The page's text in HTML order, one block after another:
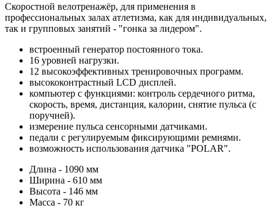
Скоростной велотренажёр, для применения в
профессиональных залах атлетизма, как для индивидуальных,
так и групповых занятий - "гонка за лидером".
встроенный генератор постоянного тока.
16 уровней нагрузки.
12 высокоэффективных тренировочных программ.
высококонтрастный LCD дисплей.
компьютер с функциями: контроль сердечного ритма,
скорость, время, дистанция, калории, снятие пульса (с
поручней).
измерение пульса сенсорными датчиками.
педали с регулируемым фиксирующими ремнями.
возможность использования датчика "POLAR".
Длина - 1090 мм
Ширина - 610 мм
Высота - 146 мм
Масса - 70 кг